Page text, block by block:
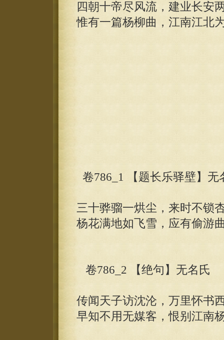
四朝十帝尽风流，建业长安
惟有一篇杨柳曲，江南江北
卷786_1 【题长乐驿壁】无
三十骅骝一烘尘，来时不锁
杨花满地如飞雪，应有偷游
卷786_2 【绝句】无名氏
传闻天子访沈沦，万里怀书
早知不用无媒客，恨别江南